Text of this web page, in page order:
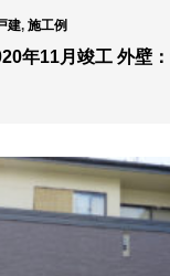
建, 施工例
年11月竣工 外壁